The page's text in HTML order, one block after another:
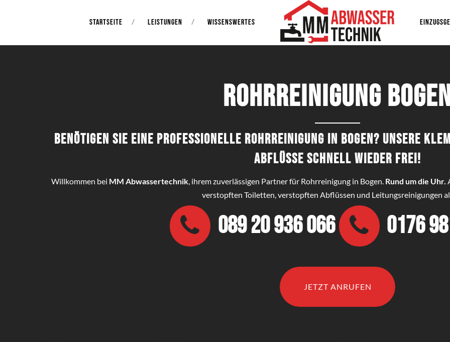
STARTSEITE LEISTUNGEN WISSENSWERTES
Rohrreinigung
Benötigen Sie eine professionelle Rohrreinigung in Bogen? Unsere
Abflüsse schnell wieder frei!
Willkommen bei MM Abwassertechnik, ihrem zuverlässigen Partner für Rohrreinigung in Bogen. Rund um die Uhr.
verstopften Toiletten, verstopften Abflüssen und Leitungsreinigungen
089 20 936 066 0176
JETZT ANRUFEN